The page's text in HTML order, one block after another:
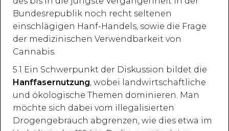
Bundesrepublik noch recht seltenen
einschlägigen Hanf-Handels, sowie die Frage
der medizinischen Verwendbarkeit von
Cannabis.
5.1 Ein Schwerpunkt der Diskussion bildet die
Hanffasernutzung, wobei landwirtschaftliche
und ökologische Themen dominieren. Man
möchte sich dabei vom illegalisierten
Drogengebrauch abgrenzen, wie dies etwa im